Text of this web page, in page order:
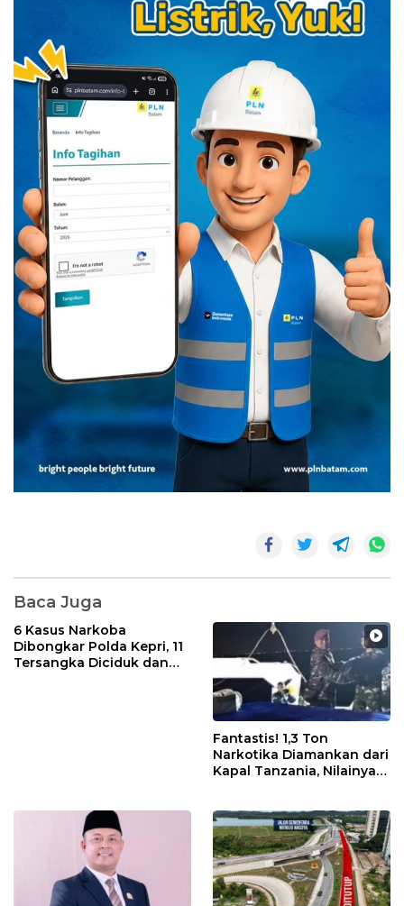
Baca Juga
6 Kasus Narkoba
Dibongkar Polda Kepri, 11
Tersangka Diciduk dan
Fantastis! 1,3 Ton
Narkotika Diamankan dari
Kapal Tanzania, Nilainya